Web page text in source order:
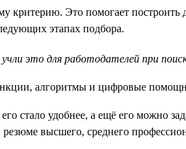
критерию. Это помогает построить
этапах подбора.
это для работодателей при
стало удобнее, а ещё его можно
высшего, среднего